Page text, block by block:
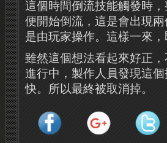
這個時間倒流技能觸發時
便開始倒流，這是會出現
是由玩家操作。這樣一來
雖然這個想法看起來好正
進行中，製作人員發現這
快。所以最終被取消掉。